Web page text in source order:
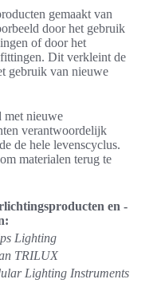
gemaakt van
door het gebruik
of door het
Dit verkleint de
gebruik van nieuwe
met nieuwe
verantwoordelijk
de hele levenscyclus.
materialen terug te
en -
Lighting
TRILUX
Lighting Instruments